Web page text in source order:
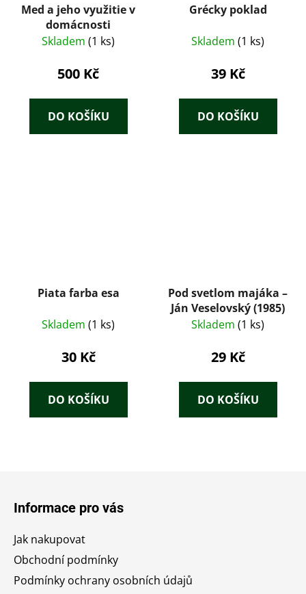
Med a jeho využitie v
domácnosti
Skladem (1 ks)
500 Kč
DO KOŠÍKU
Grécky poklad
Skladem (1 ks)
39 Kč
DO KOŠÍKU
Piata farba esa
Skladem (1 ks)
30 Kč
DO KOŠÍKU
Pod svetlom majáka –
Ján Veselovský (1985)
Skladem (1 ks)
29 Kč
DO KOŠÍKU
Informace pro vás
Jak nakupovat
Obchodní podmínky
Podmínky ochrany osobních údajů